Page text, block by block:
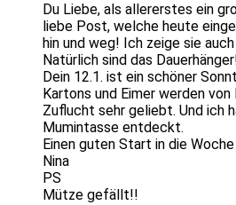
Du Liebe, als allererstes ein
liebe Post, welche heute
hin und weg! Ich zeige sie
Natürlich sind das
Dein 12.1. ist ein schöner
Kartons und Eimer werden
Zuflucht sehr geliebt. Und ich
Mumintasse entdeckt.
Einen guten Start in die
Nina
PS
Mütze gefällt!!